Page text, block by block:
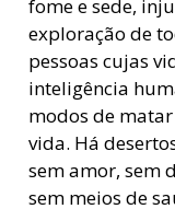
fome e sede,
exploração de
pessoas cujas
inteligência
modos de
vida. Há
sem amor, sem
sem meios de